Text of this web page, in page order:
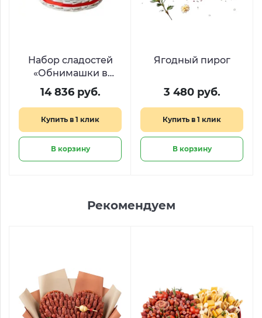
Набор сладостей
«Обнимашки в
корзинке»
14 836 руб.
Купить в 1 клик
В корзину
Ягодный пирог
3 480 руб.
Купить в 1 клик
В корзину
Рекомендуем